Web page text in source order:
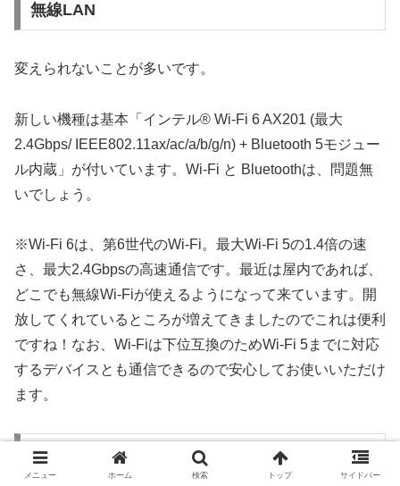
無線LAN
変えられないことが多いです。
新しい機種は基本「インテル® Wi-Fi 6 AX201 (最大
2.4Gbps/ IEEE802.11ax/ac/a/b/g/n) + Bluetooth 5モジュー
ル内蔵」が付いています。Wi-Fi と Bluetoothは、問題無
いでしょう。
※Wi-Fi 6は、第6世代のWi-Fi。最大Wi-Fi 5の1.4倍の速
さ、最大2.4Gbpsの高速通信です。最近は屋内であれば、
どこでも無線Wi-Fiが使えるようになって来ています。開
放してくれているところが増えてきましたのでこれは便利
ですね！なお、Wi-Fiは下位互換のためWi-Fi 5までに対応
するデバイスとも通信できるので安心してお使いいただけ
ます。
LTE
メニュー ホーム 検索 トップ サイドバー